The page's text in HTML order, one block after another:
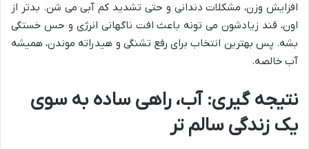
افزایش وزن، مشکلات دندانی و حتی تشدید کم آبی می شن. بدتر از
اون، قند زیادشون می تونه باعث افت ناگهانی انرژی و حس خستگی
بشه. پس بهترین انتخاب برای رفع تشنگی و هیدراته موندن، همیشه
آب خالصه.
نتیجه گیری: آب، راهی ساده به سوی
یک زندگی سالم تر